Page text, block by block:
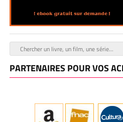
PARTENAIRES POUR VOS